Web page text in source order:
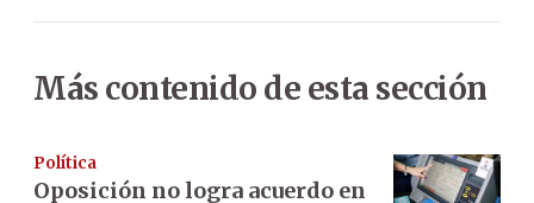
Más contenido de esta sección
Política
Oposición no logra acuerdo en